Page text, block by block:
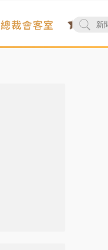
總裁會客室